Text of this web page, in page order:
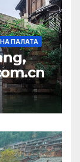
ПАЛАТА